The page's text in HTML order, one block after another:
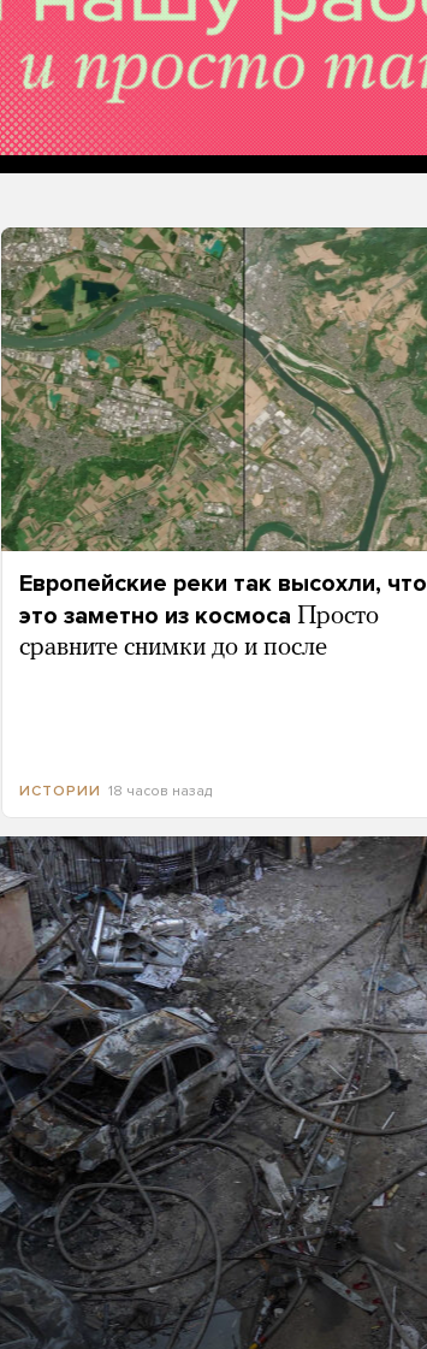
Европейские реки так высохли, что
это заметно из космоса Просто
сравните снимки до и после
ИСТОРИИ 18 часов назад